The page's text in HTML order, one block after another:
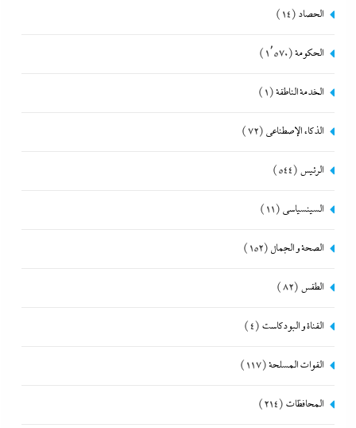
الحصاد (14)
الحكومة(1٬570)
الخدمة الناطقة(1)
الذكاء الإصطناعي (72)
الرئيس (544)
السينسياسي (11)
الصحة و الجمال (152)
الطقس (82)
القناة و البودكاست (4)
القوات المسلحة(117)
المحافظات (214)